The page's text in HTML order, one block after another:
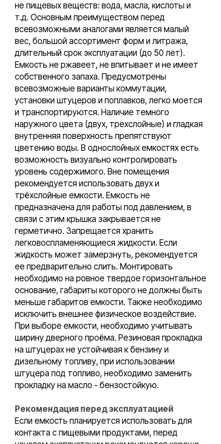
не пищевых веществ: вода, масла, кислоты и
т.д. Основным преимуществом перед
всевозможными аналогами является малый
вес, большой ассортимент форм и литража,
длительный срок эксплуатации (до 50 лет).
Емкость не ржавеет, не впитывает и не имеет
собственного запаха. Предусмотрены
всевозможные варианты коммутации,
установки штуцеров и поплавков, легко моется
и транспортируются. Наличие темного
наружного цвета (двух, трехслойные) и гладкая
внутренняя поверхность препятствуют
цветению воды. В однослойных емкостях есть
возможность визуально контролировать
уровень содержимого. Вне помещения
рекомендуется использовать двух и
трёхслойные емкости. Емкость не
предназначена для работы под давлением, в
связи с этим крышка закрывается не
герметично. Запрещается хранить
легковоспламеняющиеся жидкости. Если
жидкость может замерзнуть, рекомендуется
ее предварительно слить. Монтировать
необходимо на ровное твердое горизонтальное
основание, габариты которого не должны быть
меньше габаритов емкости. Также необходимо
исключить внешнее физическое воздействие.
При выборе емкости, необходимо учитывать
ширину дверного проёма. Резиновая прокладка
на штуцерах не устойчивая к бензину и
дизельному топливу, при использовании
штуцера под топливо, необходимо заменить
прокладку на масло - бензостойкую.
Рекомендация перед эксплуатацией
Если емкость планируется использовать для
контакта с пищевыми продуктами, перед